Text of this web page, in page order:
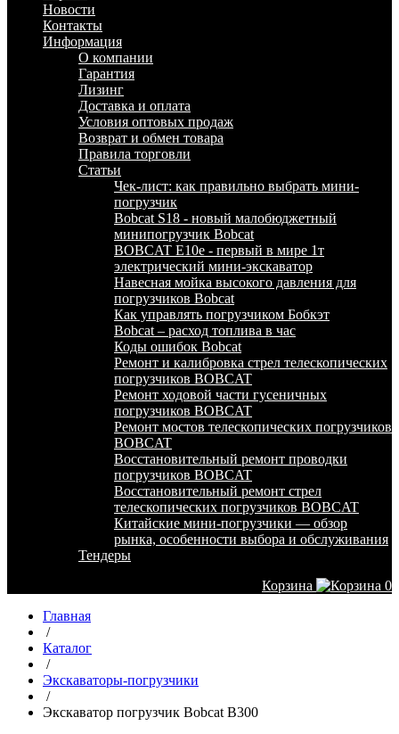
Новости
Контакты
Информация
О компании
Гарантия
Лизинг
Доставка и оплата
Условия оптовых продаж
Возврат и обмен товара
Правила торговли
Статьи
Чек-лист: как правильно выбрать мини-
погрузчик
Bobcat S18 - новый малобюджетный
минипогрузчик Bobcat
BOBCAT E10e - первый в мире 1т
электрический мини-экскаватор
Навесная мойка высокого давления для
погрузчиков Bobcat
Как управлять погрузчиком Бобкэт
Bobcat – расход топлива в час
Коды ошибок Bobcat
Ремонт и калибровка стрел телескопических
погрузчиков BOBCAT
Ремонт ходовой части гусеничных
погрузчиков BOBCAT
Ремонт мостов телескопических погрузчиков
BOBCAT
Восстановительный ремонт проводки
погрузчиков BOBCAT
Восстановительный ремонт стрел
телескопических погрузчиков BOBCAT
Китайские мини-погрузчики — обзор
рынка, особенности выбора и обслуживания
Тендеры
Корзина
0
Главная
/
Каталог
/
Экскаваторы-погрузчики
/
Экскаватор погрузчик Bobcat B300